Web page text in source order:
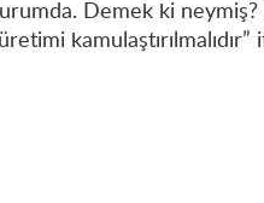
Demek ki
üretimi